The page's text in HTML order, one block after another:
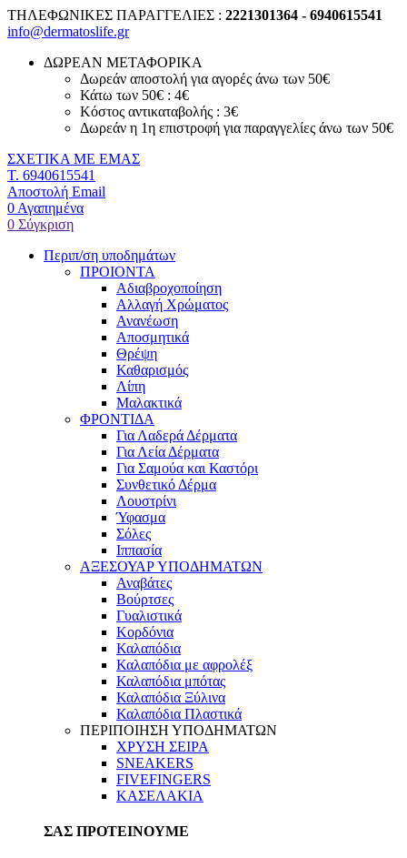
ΤΗΛΕΦΩΝΙΚΕΣ ΠΑΡΑΓΓΕΛΙΕΣ : 2221301364 - 6940615541
info@dermatoslife.gr
ΔΩΡΕΑΝ ΜΕΤΑΦΟΡΙΚΑ
Δωρεάν αποστολή για αγορές άνω των 50€
Κάτω των 50€ : 4€
Κόστος αντικαταβολής : 3€
Δωρεάν η 1η επιστροφή για παραγγελίες άνω των 50€
ΣΧΕΤΙΚΑ ΜΕ ΕΜΑΣ
T. 6940615541
Αποστολή Email
0 Αγαπημένα
0 Σύγκριση
Περιπ/ση υποδημάτων
ΠΡΟΙΟΝΤΑ
Αδιαβροχοποίηση
Αλλαγή Χρώματος
Ανανέωση
Αποσμητικά
Θρέψη
Καθαρισμός
Λίπη
Μαλακτικά
ΦΡΟΝΤΙΔΑ
Για Λαδερά Δέρματα
Για Λεία Δέρματα
Για Σαμούα και Καστόρι
Συνθετικό Δέρμα
Λουστρίνι
Ύφασμα
Σόλες
Ιππασία
ΑΞΕΣΟΥΑΡ ΥΠΟΔΗΜΑΤΩΝ
Αναβάτες
Βούρτσες
Γυαλιστικά
Κορδόνια
Καλαπόδια
Καλαπόδια με αφρολέξ
Καλαπόδια μπότας
Καλαπόδια Ξύλινα
Καλαπόδια Πλαστικά
ΠΕΡΙΠΟΙΗΣΗ ΥΠΟΔΗΜΑΤΩΝ
ΧΡΥΣΗ ΣΕΙΡΑ
SNEAKERS
FIVEFINGERS
ΚΑΣΕΛΑΚΙΑ
ΣΑΣ ΠΡΟΤΕΙΝΟΥΜΕ